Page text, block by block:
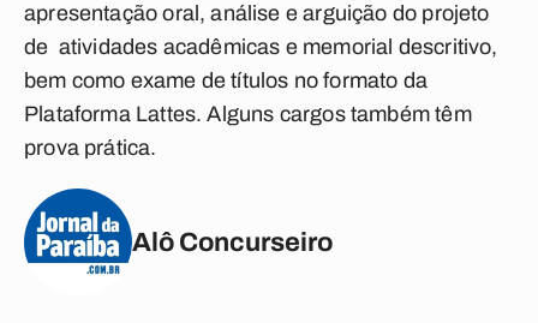
apresentação oral, análise e arguição do projeto
de atividades acadêmicas e memorial descritivo,
bem como exame de títulos no formato da
Plataforma Lattes. Alguns cargos também têm
prova prática.
Alô Concurseiro